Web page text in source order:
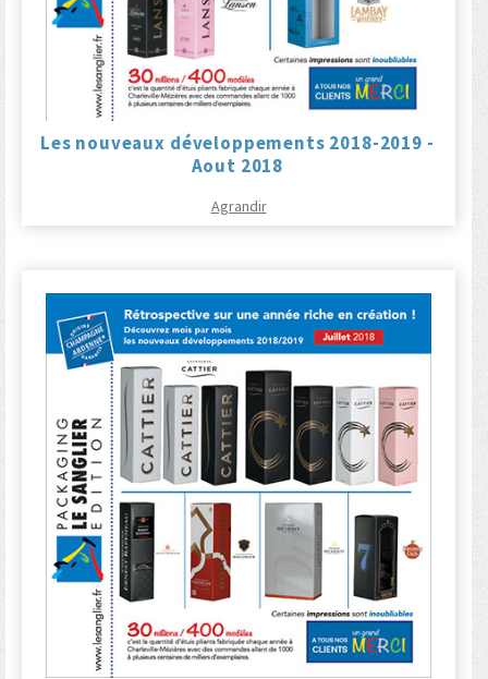
Les nouveaux développements 2018-2019 -
Aout 2018
Agrandir